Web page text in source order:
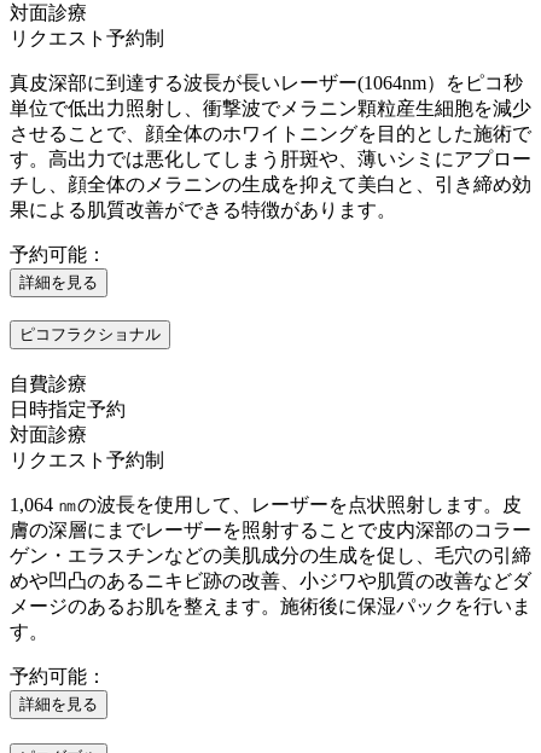
対面診療
リクエスト予約制
真皮深部に到達する波長が長いレーザー(1064nm）をピコ秒
単位で低出力照射し、衝撃波でメラニン顆粒産生細胞を減少
させることで、顔全体のホワイトニングを目的とした施術で
す。高出力では悪化してしまう肝斑や、薄いシミにアプロー
チし、顔全体のメラニンの生成を抑えて美白と、引き締め効
果による肌質改善ができる特徴があります。
予約可能：
詳細を見る
ピコフラクショナル
自費診療
日時指定予約
対面診療
リクエスト予約制
1,064 ㎚の波長を使用して、レーザーを点状照射します。皮
膚の深層にまでレーザーを照射することで皮内深部のコラー
ゲン・エラスチンなどの美肌成分の生成を促し、毛穴の引締
めや凹凸のあるニキビ跡の改善、小ジワや肌質の改善などダ
メージのあるお肌を整えます。施術後に保湿パックを行いま
す。
予約可能：
詳細を見る